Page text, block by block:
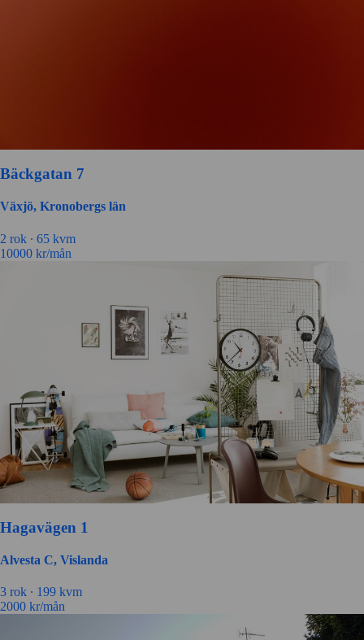
Bäckgatan 7
Växjö, Kronobergs län
2 rok ∙ 65 kvm
10000 kr/mån
Hagavägen 1
Alvesta C, Vislanda
3 rok ∙ 199 kvm
2000 kr/mån